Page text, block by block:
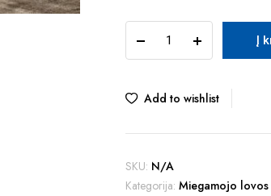
PRESTIGE
ITALY-
180
Į
Add to wishlist
SKU: N/A
Kategorija: Miegamojo lovos